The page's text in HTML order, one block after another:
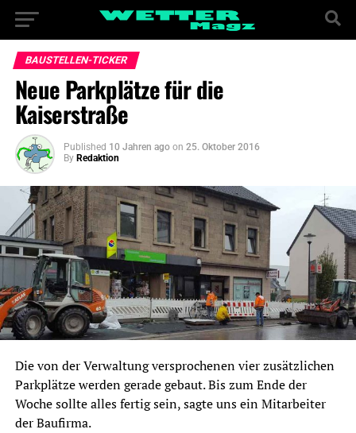
BAUSTELLEN-TICKER
Neue Parkplätze für die
Kaiserstraße
Published 10 Jahren ago on 25. Oktober 2016
By Redaktion
Die von der Verwaltung versprochenen vier zusätzlichen
Parkplätze werden gerade gebaut. Bis zum Ende der
Woche sollte alles fertig sein, sagte uns ein Mitarbeiter
der Baufirma.